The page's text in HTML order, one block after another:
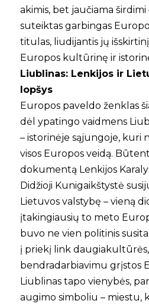
akimis, bet jaučiama širdimi
suteiktas garbingas
titulas, liudijantis jų
Europos kultūrinę ir
Liublinas: Lenkijos ir
lopšys
Europos paveldo ženklas
dėl ypatingo vaidmens
– istorinėje sąjungoje, kuri
visos Europos veidą.
dokumentą Lenkijos
Didžioji Kunigaikštystė
Lietuvos valstybę – vieną
įtakingiausių to meto
buvo ne vien politinis
į priekį link
bendradarbiavimu grįstos
Liublinas tapo vienybės,
augimo simboliu – miestu,